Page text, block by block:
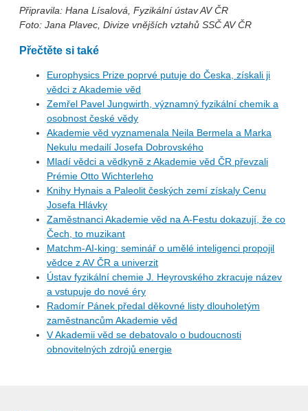
Připravila: Hana Lísalová, Fyzikální ústav AV ČR
Foto: Jana Plavec, Divize vnějších vztahů SSČ AV ČR
Přečtěte si také
Europhysics Prize poprvé putuje do Česka, získali ji
vědci z Akademie věd
Zemřel Pavel Jungwirth, významný fyzikální chemik a
osobnost české vědy
Akademie věd vyznamenala Neila Bermela a Marka
Nekulu medailí Josefa Dobrovského
Mladí vědci a vědkyně z Akademie věd ČR převzali
Prémie Otto Wichterleho
Knihy Hynais a Paleolit českých zemí získaly Cenu
Josefa Hlávky
Zaměstnanci Akademie věd na A-Festu dokazují, že co
Čech, to muzikant
Matchm-AI-king: seminář o umělé inteligenci propojil
vědce z AV ČR a univerzit
Ústav fyzikální chemie J. Heyrovského zkracuje název
a vstupuje do nové éry
Radomír Pánek předal děkovné listy dlouholetým
zaměstnancům Akademie věd
V Akademii věd se debatovalo o budoucnosti
obnovitelných zdrojů energie